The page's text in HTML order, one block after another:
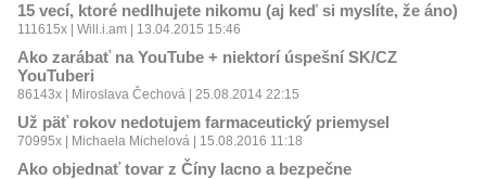
15 vecí, ktoré nedlhujete nikomu (aj keď si myslíte, že áno)
111615x | Will.i.am | 13.04.2015 15:46
Ako zarábať na YouTube + niektorí úspešní SK/CZ
YouTuberi
86143x | Miroslava Čechová | 25.08.2014 22:15
Už päť rokov nedotujem farmaceutický priemysel
70995x | Michaela Michelová | 15.08.2016 11:18
Ako objednať tovar z Číny lacno a bezpečne